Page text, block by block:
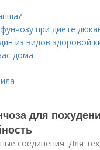
при диете
из видов здоровой
дома
для
соединения. Для